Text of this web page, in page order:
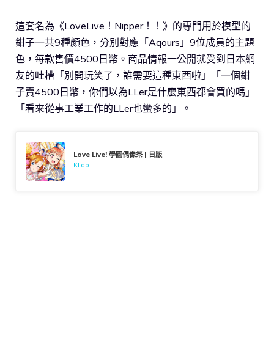
這套名為《LoveLive！Nipper！！》的專門用於模型的
鉗子一共9種顏色，分別對應「Aqours」9位成員的主題
色，每款售價4500日幣。商品情報一公開就受到日本網
友的吐槽「別開玩笑了，誰需要這種東西啦」「一個鉗
子賣4500日幣，你們以為LLer是什麼東西都會買的嗎」
「看來從事工業工作的LLer也蠻多的」。
Love Live! 學園偶像祭 | 日版
KLab